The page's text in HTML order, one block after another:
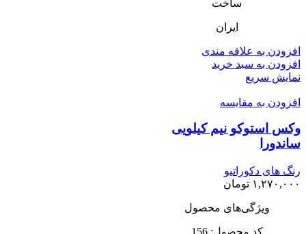
ساخت
ایران
افزودن به علاقه مندی
افزودن به سبد خرید
نمایش سریع
افزودن به مقایسه
وکس استوکو نیم کیلویی
ساندورا
رنگ های دکوراتیو
۱,۲۷۰,۰۰۰ تومان
ویژگی‌های محصول